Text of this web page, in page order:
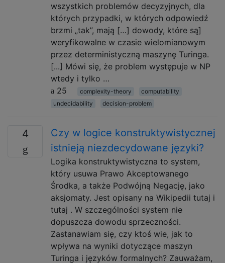
wszystkich problemów decyzyjnych, dla
których przypadki, w których odpowiedź
brzmi „tak”, mają […] dowody, które są]
weryfikowalne w czasie wielomianowym
przez deterministyczną maszynę Turinga.
[...] Mówi się, że problem występuje w NP
wtedy i tylko …
25
complexity-theory
computability
undecidability
decision-problem
4
Czy w logice konstruktywistycznej
istnieją niezdecydowane języki?
Logika konstruktywistyczna to system,
który usuwa Prawo Akceptowanego
Środka, a także Podwójną Negację, jako
aksjomaty. Jest opisany na Wikipedii tutaj i
tutaj . W szczególności system nie
dopuszcza dowodu sprzeczności.
Zastanawiam się, czy ktoś wie, jak to
wpływa na wyniki dotyczące maszyn
Turinga i języków formalnych? Zauważam,